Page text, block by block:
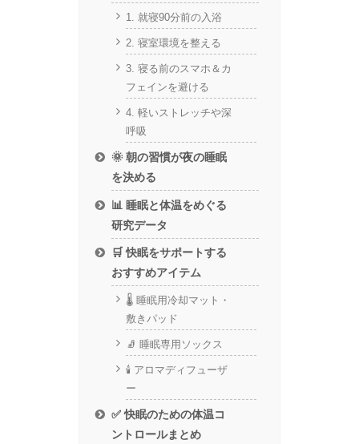
1. 就寝90分前の入浴
2. 寝室環境を整える
3. 寝る前のスマホ＆カ
フェインを避ける
4. 軽いストレッチや深
呼吸
🌞 朝の習慣が夜の睡眠
を決める
📊 睡眠と体温をめぐる
研究データ
🛒 快眠をサポートする
おすすめアイテム
🌡️ 睡眠用冷却マット・
敷きパッド
🧦 睡眠専用ソックス
🕯️ アロマディフューザ
ー
✅ 快眠のための体温コ
ントロールまとめ